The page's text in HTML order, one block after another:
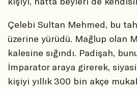
Çelebi Sultan Mehmed, bu
üzerine yürüdü. Mağlup olan
kalesine sığındı. Padişah,
İmparator araya girerek,
kişiyi yıllık 300 bin akçe